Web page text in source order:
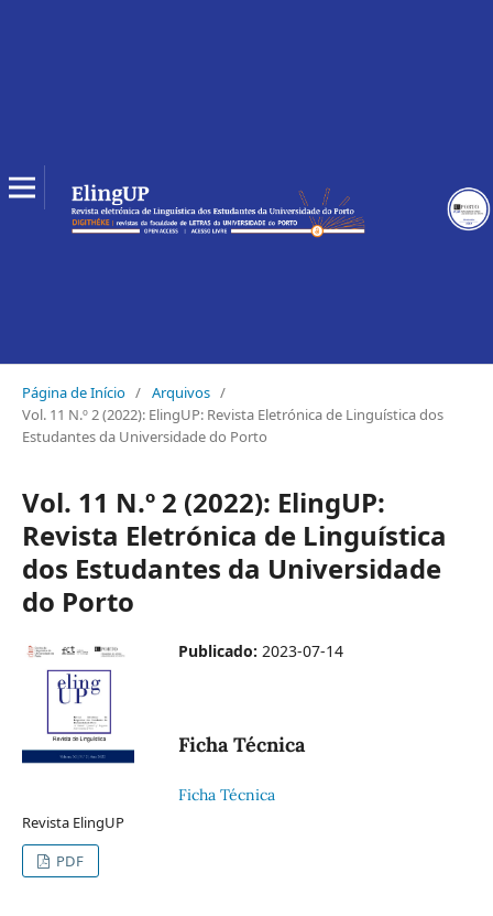
Página de Início / Arquivos /
Vol. 11 N.º 2 (2022): ElingUP: Revista Eletrónica de Linguística dos
Estudantes da Universidade do Porto
Vol. 11 N.º 2 (2022): ElingUP:
Revista Eletrónica de Linguística
dos Estudantes da Universidade
do Porto
Publicado: 2023-07-14
Ficha Técnica
Ficha Técnica
Revista ElingUP
PDF